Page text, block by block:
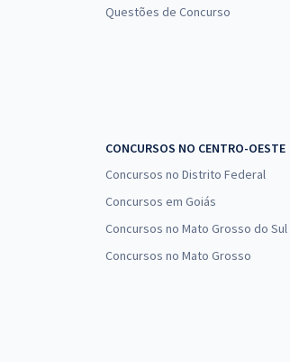
Questões de Concurso
CONCURSOS NO CENTRO-OESTE
Concursos no Distrito Federal
Concursos em Goiás
Concursos no Mato Grosso do Sul
Concursos no Mato Grosso